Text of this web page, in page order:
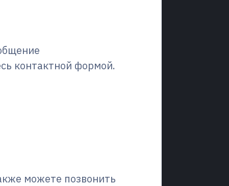
контактной формой.
можете позвонить